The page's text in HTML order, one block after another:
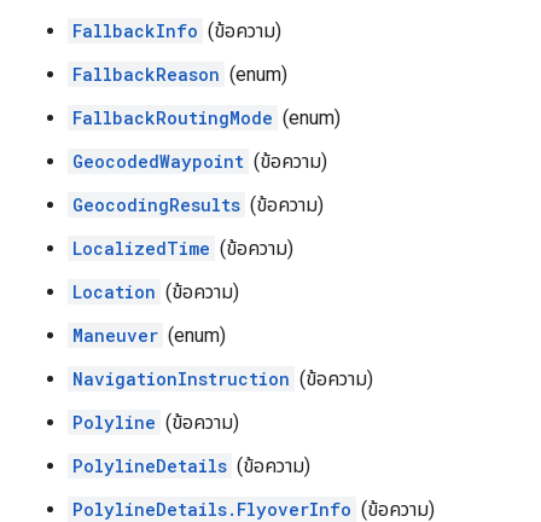
FallbackInfo (ข้อความ)
FallbackReason (enum)
FallbackRoutingMode (enum)
GeocodedWaypoint (ข้อความ)
GeocodingResults (ข้อความ)
LocalizedTime (ข้อความ)
Location (ข้อความ)
Maneuver (enum)
NavigationInstruction (ข้อความ)
Polyline (ข้อความ)
PolylineDetails (ข้อความ)
PolylineDetails.FlyoverInfo (ข้อความ)